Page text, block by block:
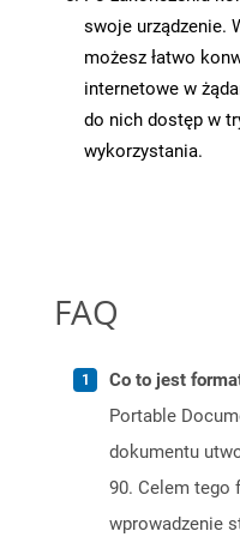
swoje urządzenie.
możesz łatwo
internetowe w
do nich dostęp w
wykorzystania.
FAQ
Co to jest
Portable
dokumentu
90. Celem tego
wprowadzenie